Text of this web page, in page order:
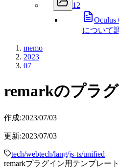
12
Oculus
について
memo
2023
07
remarkのプラ
作成:2023/07/03
更新:2023/07/03
tech/webtech/lang/js-ts/unified
remarkプラグイン用テンプレート